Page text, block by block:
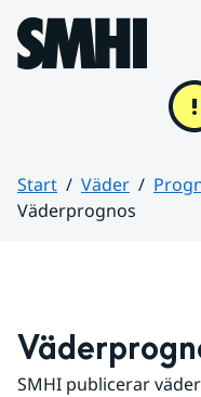
Hoppa till sidans innehåll
Start Väder
Väderprognos
SMHI publicerar